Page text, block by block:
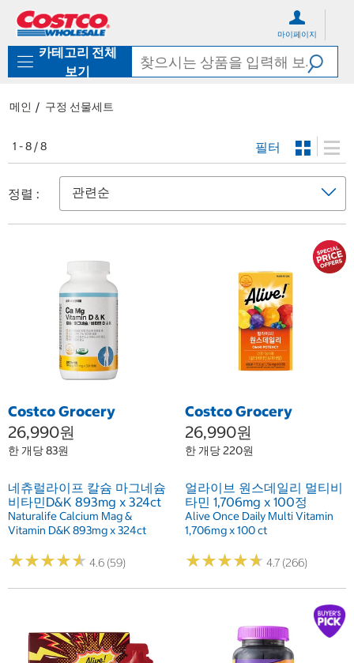
로
기
가
마이페이지
카테고리 전체
보기
메인 구정 선물세트
1 - 8 / 8 필터
정렬 :
Costco Grocery
26,990원
한 개당 83원
네츄럴라이프 칼슘 마그네슘
비타민D&K 893mg x 324ct
Naturalife Calcium Mag &
Vitamin D&K 893mg x 324ct
★★★★★
★★★★★ 4.6 (59)
Costco Grocery
26,990원
한 개당 220원
얼라이브 원스데일리 멀티비
타민 1,706mg x 100정
Alive Once Daily Multi Vitamin
1,706mg x 100 ct
★★★★★
★★★★★ 4.7 (266)